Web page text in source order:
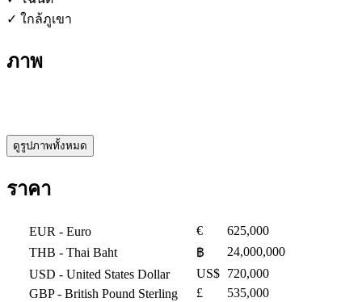
✓ ใกล้ภูเขา
ภาพ
ดูรูปภาพทั้งหมด
ราคา
EUR - Euro €
625,000
THB - Thai Baht ฿
24,000,000
USD - United States Dollar US$ 720,000
GBP- British Pound Sterling £
535,000